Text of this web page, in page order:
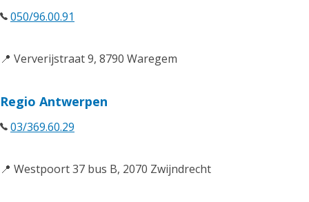
050/96.00.91
📍 Ververijstraat 9, 8790 Waregem
Regio Antwerpen
03/369.60.29
📍 Westpoort 37 bus B, 2070 Zwijndrecht